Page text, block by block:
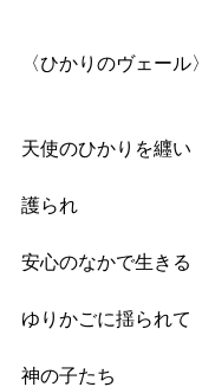
〈ひかりのヴェール〉
天使のひかりを纒い
護られ
安心のなかで生きる
ゆりかごに揺られて
神の子たち